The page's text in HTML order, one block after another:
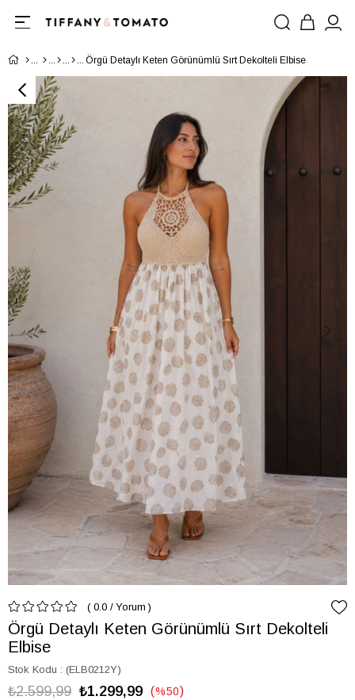
Örgü Detaylı Keten Görünümlü Sırt Dekolteli Elbise
0.0 / Yorum
Örgü Detaylı Keten Görünümlü Sırt Dekolteli
Elbise
Stok Kodu (ELB0212Y)
₺2.599,99 ₺1.299,99 %50